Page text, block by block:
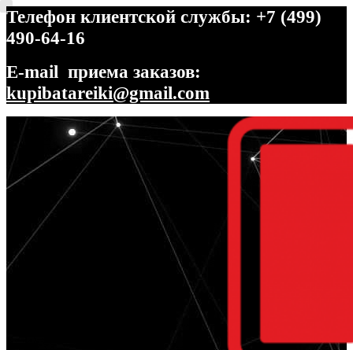
Телефон клиентской службы: +7 (499)
490-64-16
E-mail приема заказов:
kupibatareiki@gmail.com
Перейти
навигации
Перейти
содержимому